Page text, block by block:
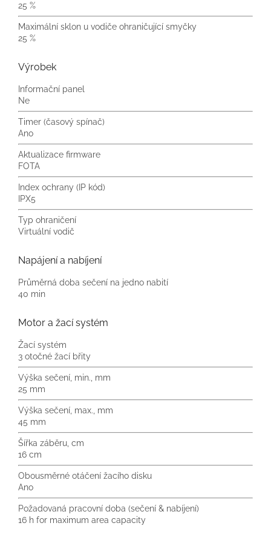
25 %
Maximální sklon u vodiče ohraničující smyčky
25 %
Výrobek
Informační panel
Ne
Timer (časový spínač)
Ano
Aktualizace firmware
FOTA
Index ochrany (IP kód)
IPX5
Typ ohraničení
Virtuální vodič
Napájení a nabíjení
Průměrná doba sečení na jedno nabití
40 min
Motor a žací systém
Žací systém
3 otočné žací břity
Výška sečení, min., mm
25 mm
Výška sečení, max., mm
45 mm
Šířka záběru, cm
16 cm
Obousměrné otáčení žacího disku
Ano
Požadovaná pracovní doba (sečení & nabíjení)
16 h for maximum area capacity